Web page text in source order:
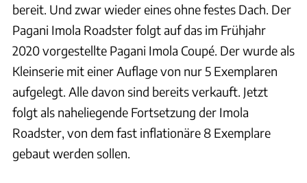
bereit. Und zwar wieder eines ohne festes Dach. Der
Pagani Imola Roadster folgt auf das im Frühjahr
2020 vorgestellte Pagani Imola Coupé. Der wurde als
Kleinserie mit einer Auflage von nur 5 Exemplaren
aufgelegt. Alle davon sind bereits verkauft. Jetzt
folgt als naheliegende Fortsetzung der Imola
Roadster, von dem fast inflationäre 8 Exemplare
gebaut werden sollen.